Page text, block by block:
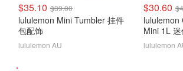
$35.10 $39.00
lululemon Mini Tumbler 挂件
包配饰
lululemon AU
$30.60
lululemon
Mini 1L
lululemon